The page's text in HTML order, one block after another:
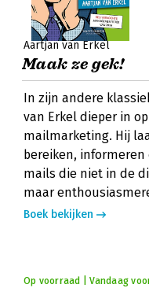
Aartjan van Erkel
Maak ze gek!
In zijn andere
van Erkel dieper in
mailmarketing. Hij
bereiken,
mails die niet in de
maar
Boek bekijken
Op voorraad | Vandaag